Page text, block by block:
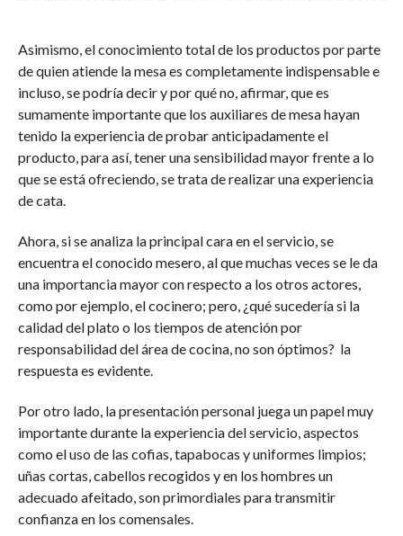
Asimismo, el conocimiento total de los productos por parte
de quien atiende la mesa es completamente indispensable e
incluso, se podría decir y por qué no, afirmar, que es
sumamente importante que los auxiliares de mesa hayan
tenido la experiencia de probar anticipadamente el
producto, para así, tener una sensibilidad mayor frente a lo
que se está ofreciendo, se trata de realizar una experiencia
de cata.
Ahora, si se analiza la principal cara en el servicio, se
encuentra el conocido mesero, al que muchas veces se le da
una importancia mayor con respecto a los otros actores,
como por ejemplo, el cocinero; pero, ¿qué sucedería si la
calidad del plato o los tiempos de atención por
responsabilidad del área de cocina, no son óptimos? la
respuesta es evidente.
Por otro lado, la presentación personal juega un papel muy
importante durante la experiencia del servicio, aspectos
como el uso de las cofias, tapabocas y uniformes limpios;
uñas cortas, cabellos recogidos y en los hombres un
adecuado afeitado, son primordiales para transmitir
confianza en los comensales.